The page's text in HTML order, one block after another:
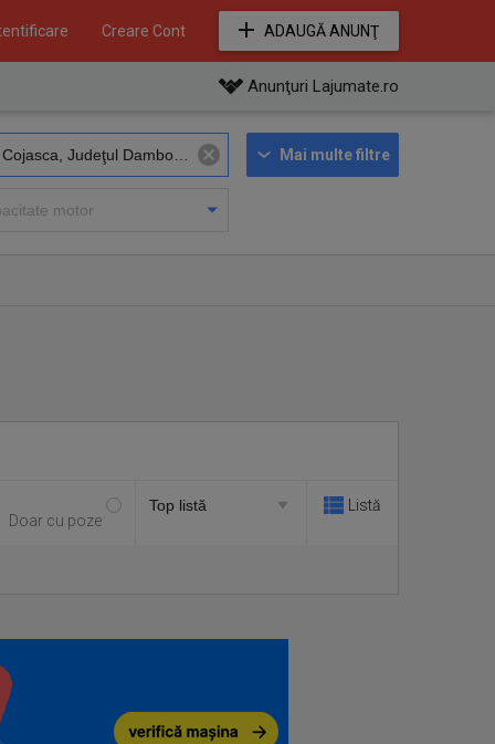
Creare Cont ADAUGĂ ANUNŢ
Anunţuri Lajumate.ro
Mai multe filtre
Doar cu poze
Listă